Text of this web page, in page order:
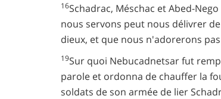
16Schadrac, Méschac et Abed-
nous servons peut nous délivrer
dieux, et que nous n'adorerons
19Sur quoi Nebucadnetsar fut
parole et ordonna de chauffer la
soldats de son armée de lier